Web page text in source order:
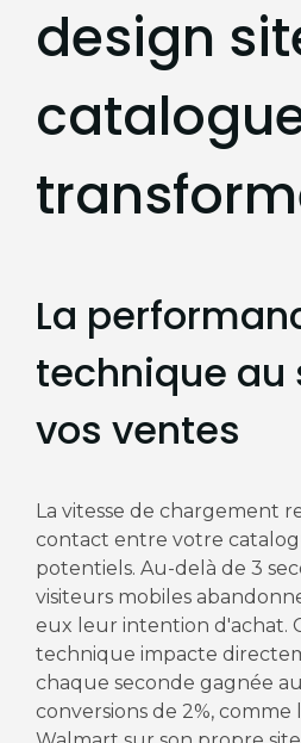
design
La
technique au
vos ventes
La vitesse de chargement
contact entre votre
potentiels. Au-delà de 3
visiteurs mobiles
eux leur intention d'achat.
technique impacte
chaque seconde gagnée
conversions de 2%,